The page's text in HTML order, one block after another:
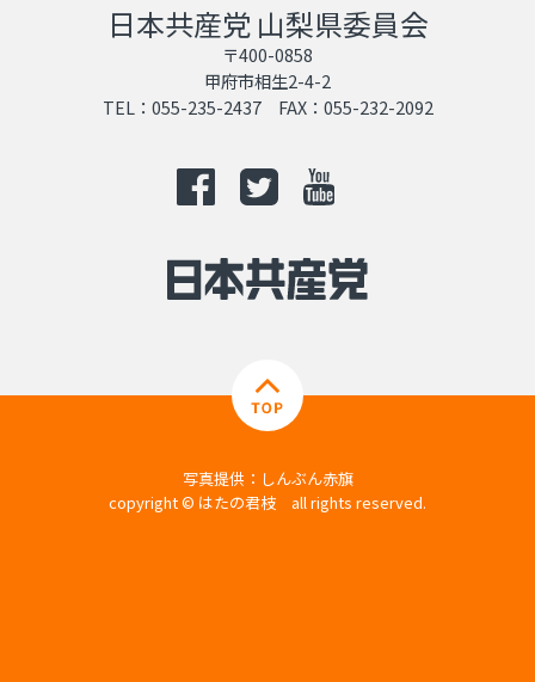
日本共産党 山梨県委員会
〒400-0858
甲府市相生2-4-2
TEL：055-235-2437 FAX：055-232-2092
写真提供：しんぶん赤旗
copyright © はたの君枝 all rights reserved.